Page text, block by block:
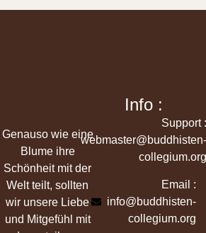
Genauso wie eine
Blume ihre
Schönheit mit der
Welt teilt, sollten
wir unsere Liebe
und Mitgefühl mit
Info :
Support :
webmaster@buddhisten-
collegium.org
Email :
info@buddhisten-
collegium.org